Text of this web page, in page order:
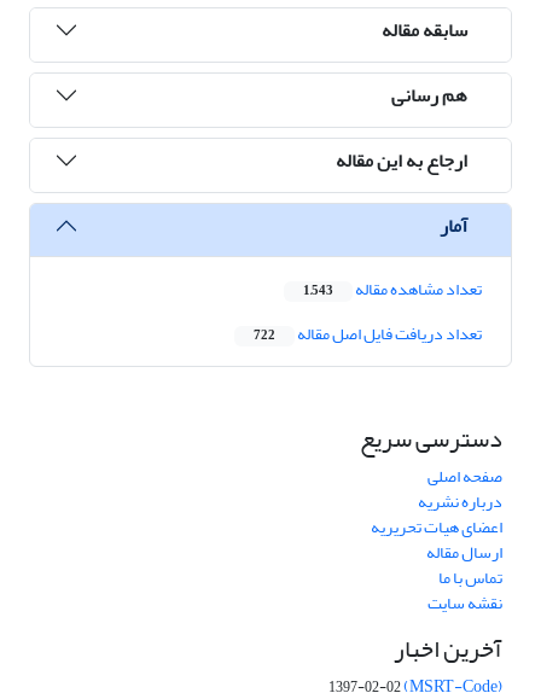
سابقه مقاله
هم رسانی
ارجاع به این مقاله
آمار
تعداد مشاهده مقاله 1,543
تعداد دریافت فایل اصل مقاله 722
دسترسی سریع
صفحه اصلی
درباره نشریه
اعضای هیات تحریریه
ارسال مقاله
تماس با ما
نقشه سایت
آخرین اخبار